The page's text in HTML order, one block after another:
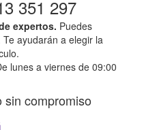
351 297
expertos. Puedes
ayudarán a elegir la
lunes a viernes de 09:00
sin compromiso